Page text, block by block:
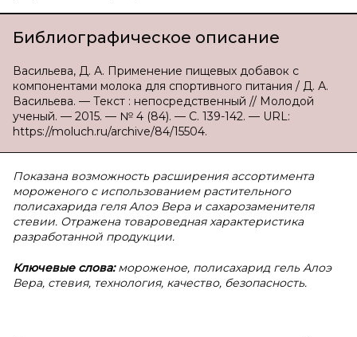
Библиографическое описание
Васильева, Д. А. Применение пищевых добавок с
компонентами молока для спортивного питания / Д. А.
Васильева. — Текст : непосредственный // Молодой
ученый. — 2015. — № 4 (84). — С. 139-142. — URL:
https://moluch.ru/archive/84/15504.
Показана возможность расширения ассортимента
мороженого с использованием растительного
полисахарида геля Алоэ Вера и сахарозаменителя
стевии. Отражена товароведная характеристика
разработанной продукции.
Ключевые слова: мороженое, полисахарид гель Алоэ
Вера, стевия, технология, качество, безопасность.